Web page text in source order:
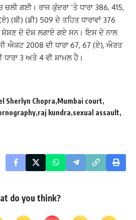
ਚਲੀ ਗਈ। ਰਾਜ ਕੁੰਦਰਾ ‘ਤੇ ਧਾਰਾ 386, 415,
(ਬੀ) (ਡੀ) 509 ਦੇ ਤਹਿਤ ਧਾਰਾਵਾਂ 376
ਦੇ ਦੋਸ਼ ਲਗਾਏ ਗਏ ਸਨ। ਇਸ ਦੇ ਨਾਲ
ਐਕਟ 2008 ਦੀ ਧਾਰਾ 67, 67 (ਏ), ਔਰਤ
ਧਾਰਾ 3 ਅਤੇ 4 ਵੀ ਸ਼ਾਮਲ ਹੈ।
Sherlyn Chopra Mumbai court
raj kundra sexual assault
do you think?